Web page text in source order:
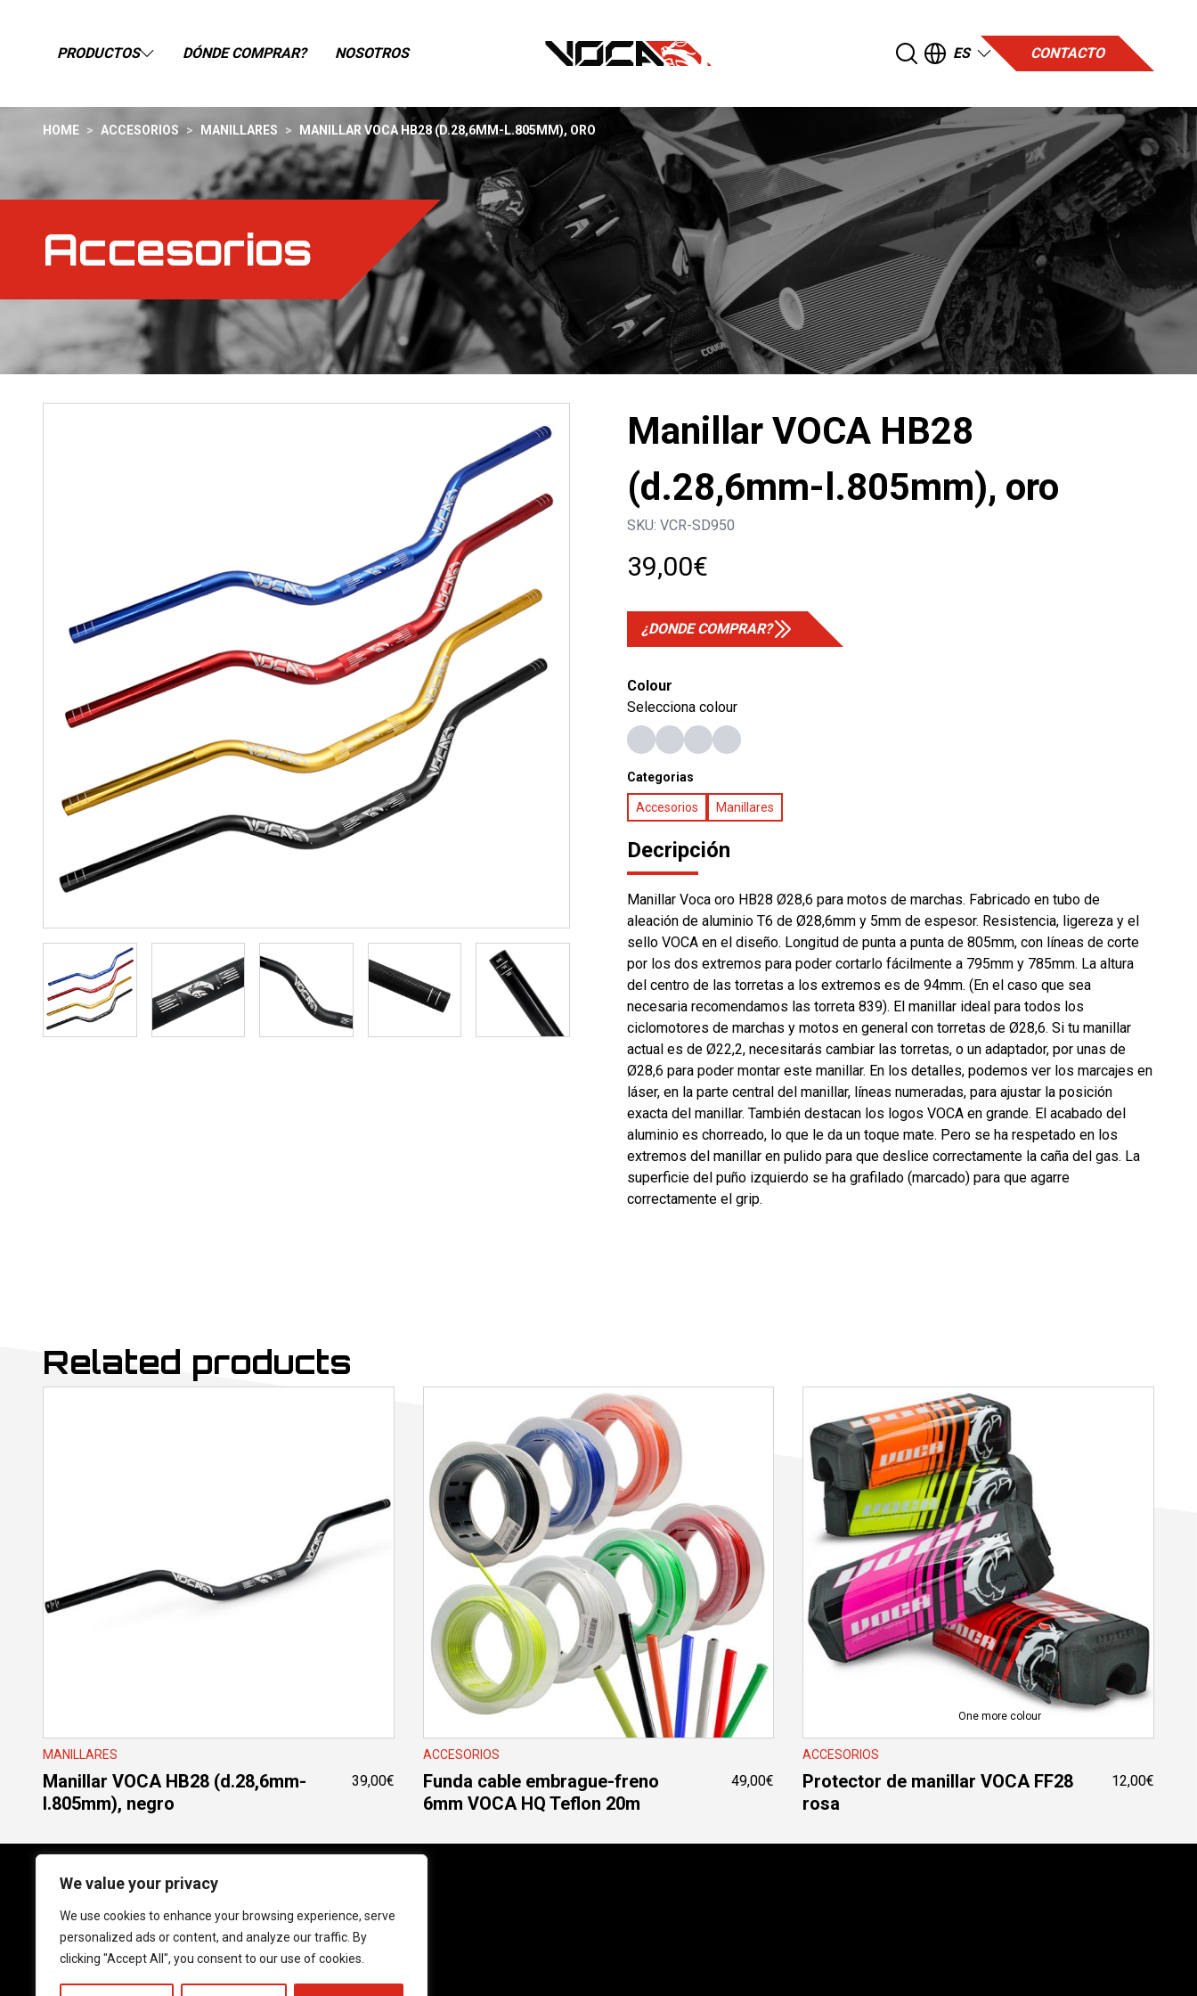
We value your privacy
We use cookies to enhance your browsing experience, serve
personalized ads or content, and analyze our traffic. By
clicking "Accept All", you consent to our use of cookies.
PRODUCTOS DÓNDE COMPRAR? NOSOTROS ES CONTACTO
HOME > ACCESORIOS > MANILLARES > MANILLAR VOCA HB28 (D.28,6MM-L.805MM), ORO
Accesorios
Manillar VOCA HB28
(d.28,6mm-l.805mm), oro
SKU: VCR-SD950
39,00€
¿DONDE COMPRAR?
Colour
Selecciona colour
Categorias
Accesorios Manillares
Decripción
Manillar Voca oro HB28 Ø28,6 para motos de marchas. Fabricado en tubo de
aleación de aluminio T6 de Ø28,6mm y 5mm de espesor. Resistencia, ligereza y el
sello VOCA en el diseño. Longitud de punta a punta de 805mm, con líneas de corte
por los dos extremos para poder cortarlo fácilmente a 795mm y 785mm. La altura
del centro de las torretas a los extremos es de 94mm. (En el caso que sea
necesaria recomendamos las torreta 839). El manillar ideal para todos los
ciclomotores de marchas y motos en general con torretas de Ø28,6. Si tu manillar
actual es de Ø22,2, necesitarás cambiar las torretas, o un adaptador, por unas de
Ø28,6 para poder montar este manillar. En los detalles, podemos ver los marcajes en
láser, en la parte central del manillar, líneas numeradas, para ajustar la posición
exacta del manillar. También destacan los logos VOCA en grande. El acabado del
aluminio es chorreado, lo que le da un toque mate. Pero se ha respetado en los
extremos del manillar en pulido para que deslice correctamente la caña del gas. La
superficie del puño izquierdo se ha grafilado (marcado) para que agarre
correctamente el grip.
Related products
MANILLARES
Manillar VOCA HB28 (d.28,6mm-
l.805mm), negro
39,00€
ACCESORIOS
Funda cable embrague-freno
6mm VOCA HQ Teflon 20m
49,00€
One more colour
ACCESORIOS
Protector de manillar VOCA FF28
rosa
12,00€
Follow us on social media!
Instagram
YouTube
Facebook